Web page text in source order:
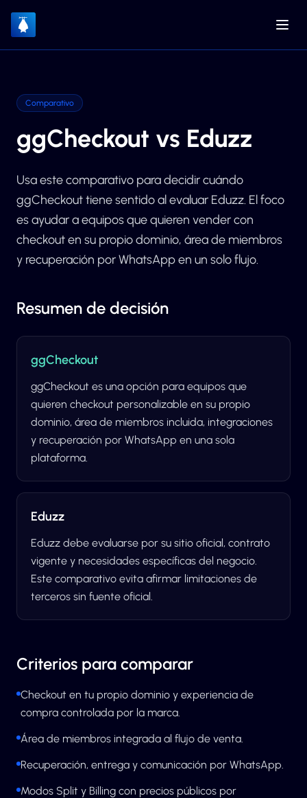
Comparativo
ggCheckout vs Eduzz
Usa este comparativo para decidir cuándo
ggCheckout tiene sentido al evaluar Eduzz. El foco
es ayudar a equipos que quieren vender con
checkout en su propio dominio, área de miembros
y recuperación por WhatsApp en un solo flujo.
Resumen de decisión
ggCheckout
ggCheckout es una opción para equipos que
quieren checkout personalizable en su propio
dominio, área de miembros incluida, integraciones
y recuperación por WhatsApp en una sola
plataforma.
Eduzz
Eduzz debe evaluarse por su sitio oficial, contrato
vigente y necesidades específicas del negocio.
Este comparativo evita afirmar limitaciones de
terceros sin fuente oficial.
Criterios para comparar
Checkout en tu propio dominio y experiencia de
compra controlada por la marca.
Área de miembros integrada al flujo de venta.
Recuperación, entrega y comunicación por WhatsApp.
Modos Split y Billing con precios públicos por